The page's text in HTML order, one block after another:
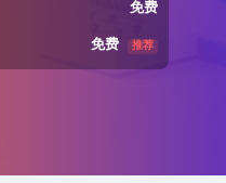
免费
免费 推荐